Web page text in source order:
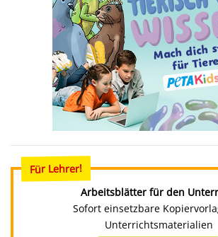
Für Lehrer!
Arbeitsblätter für den
Sofort einsetzbare
Unterrichtsmaterialien